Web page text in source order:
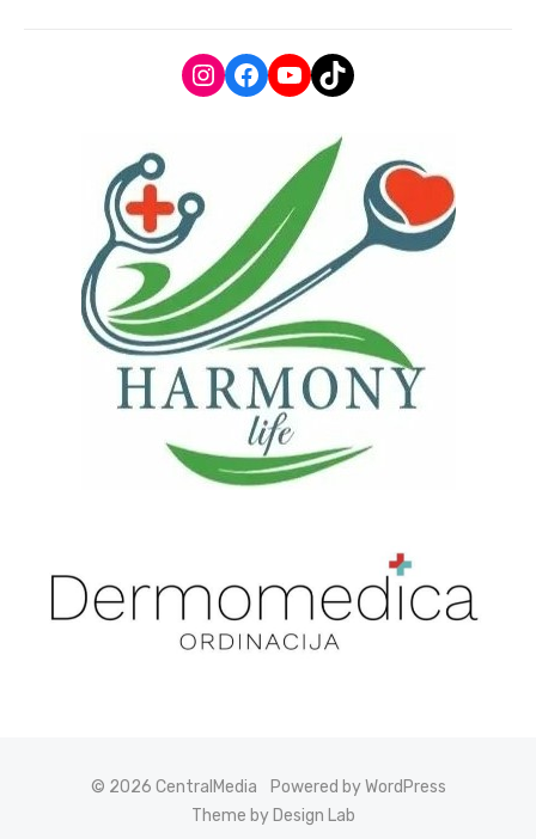
Instagram
Facebook
YouTube
TikTok
© 2026 CentralMedia
Powered by WordPress
Theme by Design Lab